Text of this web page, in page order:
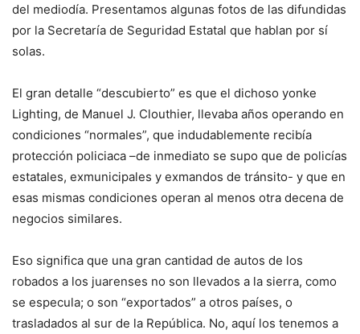
del mediodía. Presentamos algunas fotos de las difundidas
por la Secretaría de Seguridad Estatal que hablan por sí
solas.
El gran detalle “descubierto” es que el dichoso yonke
Lighting, de Manuel J. Clouthier, llevaba años operando en
condiciones “normales”, que indudablemente recibía
protección policiaca –de inmediato se supo que de policías
estatales, exmunicipales y exmandos de tránsito- y que en
esas mismas condiciones operan al menos otra decena de
negocios similares.
Eso significa que una gran cantidad de autos de los
robados a los juarenses no son llevados a la sierra, como
se especula; o son “exportados” a otros países, o
trasladados al sur de la República. No, aquí los tenemos a